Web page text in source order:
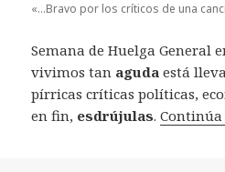
«…Bravo por los críticos de una
Semana de Huelga General
vivimos tan aguda está
pírricas críticas políticas,
en fin, esdrújulas.Continúa